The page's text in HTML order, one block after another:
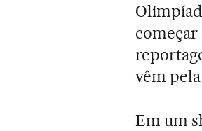
começar
vêm
Em um